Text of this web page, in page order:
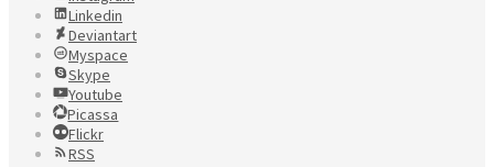
Linkedin
Deviantart
Myspace
Skype
Youtube
Picassa
Flickr
RSS